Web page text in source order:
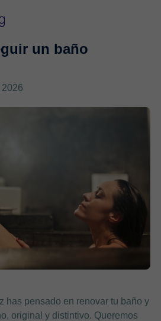
un baño
has pensado en renovar tu baño y
original y distintivo. Queremos